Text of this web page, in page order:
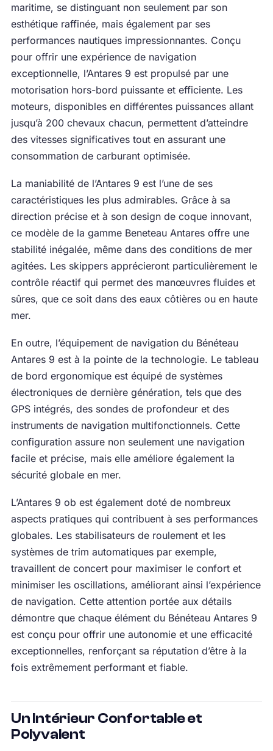
maritime, se distinguant non seulement par son
esthétique raffinée, mais également par ses
performances nautiques impressionnantes. Conçu
pour offrir une expérience de navigation
exceptionnelle, l’Antares 9 est propulsé par une
motorisation hors-bord puissante et efficiente. Les
moteurs, disponibles en différentes puissances allant
jusqu’à 200 chevaux chacun, permettent d’atteindre
des vitesses significatives tout en assurant une
consommation de carburant optimisée.
La maniabilité de l’Antares 9 est l’une de ses
caractéristiques les plus admirables. Grâce à sa
direction précise et à son design de coque innovant,
ce modèle de la gamme Beneteau Antares offre une
stabilité inégalée, même dans des conditions de mer
agitées. Les skippers apprécieront particulièrement le
contrôle réactif qui permet des manœuvres fluides et
sûres, que ce soit dans des eaux côtières ou en haute
mer.
En outre, l’équipement de navigation du Bénéteau
Antares 9 est à la pointe de la technologie. Le tableau
de bord ergonomique est équipé de systèmes
électroniques de dernière génération, tels que des
GPS intégrés, des sondes de profondeur et des
instruments de navigation multifonctionnels. Cette
configuration assure non seulement une navigation
facile et précise, mais elle améliore également la
sécurité globale en mer.
L’Antares 9 ob est également doté de nombreux
aspects pratiques qui contribuent à ses performances
globales. Les stabilisateurs de roulement et les
systèmes de trim automatiques par exemple,
travaillent de concert pour maximiser le confort et
minimiser les oscillations, améliorant ainsi l’expérience
de navigation. Cette attention portée aux détails
démontre que chaque élément du Bénéteau Antares 9
est conçu pour offrir une autonomie et une efficacité
exceptionnelles, renforçant sa réputation d’être à la
fois extrêmement performant et fiable.
Un Intérieur Confortable et
Polyvalent